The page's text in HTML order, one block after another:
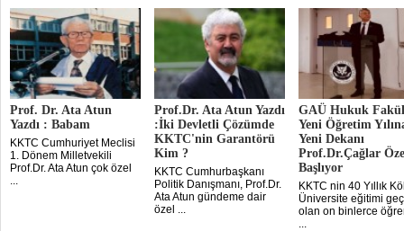
Prof. Dr. Ata Atun
Yazdı : Babam
KKTC Cumhuriyet Meclisi
1. Dönem Milletvekili
Prof.Dr. Ata Atun çok özel
...
Prof.Dr. Ata Atun Yazdı
:İki Devletli Çözümde
KKTC'nin Garantörü
Kim ?
KKTC Cumhurbaşkanı
Politik Danışmanı, Prof.Dr.
Ata Atun gündeme dair
özel ...
GAÜ Hukuk
Yeni Öğretim
Yeni Dekanı
Prof.Dr.Çağlar
Başlıyor
KKTC nin 40 Yıllık
Üniversite eğitimi
olan on binlerce
...